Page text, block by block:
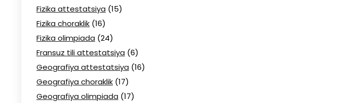
Fizika attestatsiya (15)
Fizika choraklik (16)
Fizika olimpiada (24)
Fransuz tili attestatsiya (6)
Geografiya attestatsiya (16)
Geografiya choraklik (17)
Geografiya olimpiada (17)